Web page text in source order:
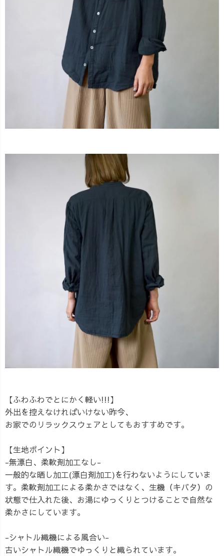
【ふわふわでとにかく軽い!!!】
外出を控えなければいけない昨今、
お家でのリラックスウェアとしてもおすすめです。
【生地ポイント】
-無漂白、柔軟剤加工なし-
一般的な晒し加工(漂白剤加工)を行わないようにしていま
す。柔軟剤加工による柔かさではなく、生機（キバタ）の
状態で仕入れた後、お湯にゆっくりとつけることで自然な
柔かさにしています。
-シャトル織機による風合い-
古いシャトル織機でゆっくりと織られています。